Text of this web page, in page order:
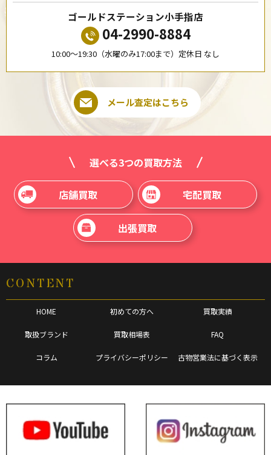
ゴールドステーション小手指店
04-2990-8884
10:00〜19:30（水曜のみ17:00まで）定休日 なし
メール査定はこちら
選べる3つの買取方法
店舗買取 宅配買取
出張買取
CONTENT
HOME 初めての方へ 買取実績
取扱ブランド 買取相場表 FAQ
コラム プライバシーポリシー 古物営業法に基づく表示